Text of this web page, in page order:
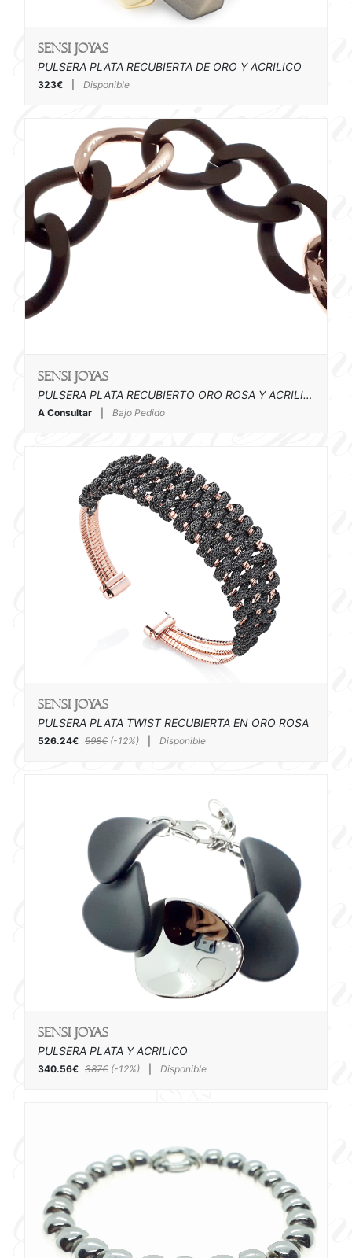
SENSI joyas
PULSERA PLATA RECUBIERTA DE ORO Y ACRILICO
323€ Disponible
SENSI joyas
PULSERA PLATA RECUBIERTO ORO ROSA Y ACRILICO
A Consultar Bajo Pedido
SENSI joyas
PULSERA PLATA TWIST RECUBIERTA EN ORO ROSA
526.24€ 598€ (-12%) Disponible
SENSI joyas
PULSERA PLATA Y ACRILICO
340.56€ 387€ (-12%) Disponible